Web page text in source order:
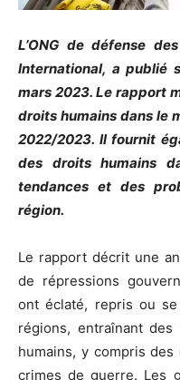
L’ONG de défense
International, a publié
mars 2023. Le rapport
droits humains dans le
2022/2023. Il fournit
des droits humains
tendances et des
région.
Le rapport décrit une
de répressions
ont éclaté, repris ou
régions, entraînant
humains, y compris des
crimes de guerre. Les